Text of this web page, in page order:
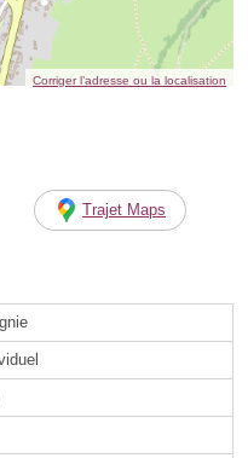
Corriger l’adresse ou la localisation
Trajet Maps